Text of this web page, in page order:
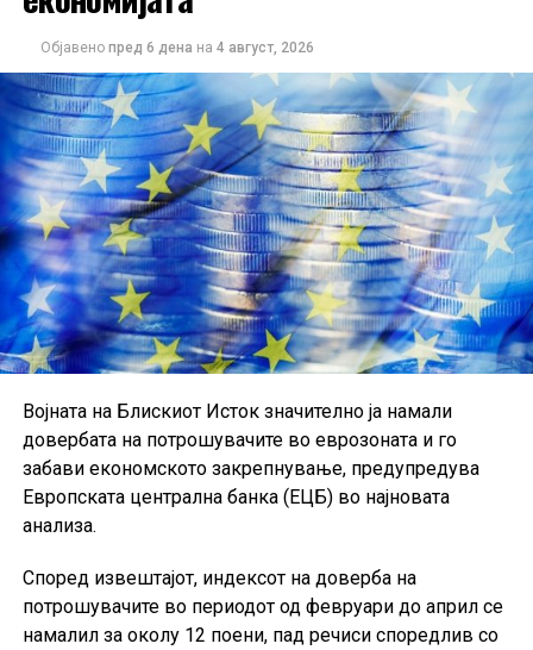
зголемиле за 0,3%. Наспроти тоа, извозот кон САД
Податоците укажуваат дека германската индустрија
постепено закрепнува, иако аналитичарите
предупредуваат дека одржливоста на растот ќе
зависи од идната побарувачка и глобалните
економски услови.
Објавено пред 6 дена на 4 август, 2026
Војната на Блискиот Исток значително ја намали
довербата на потрошувачите во еврозоната и го
забави економското закрепнување, предупредува
Европската централна банка (ЕЦБ) во најновата
анализа.
Според извештајот, индексот на доверба на
потрошувачите во периодот од февруари до април се
намалил за околу 12 поени, пад речиси споредлив со